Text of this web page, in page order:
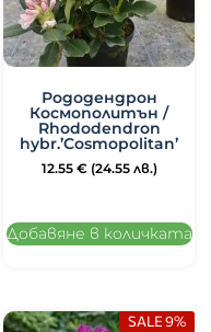
Рододендрон
Космополитън /
Rhododendron
hybr.’Cosmopolitan’
12.55 € (24.55 лв.)
Добавяне в количката
SALE 9%